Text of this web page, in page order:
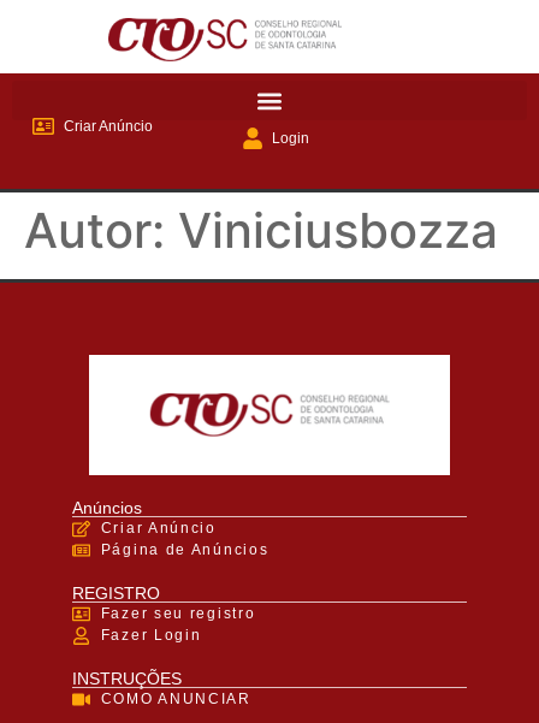
Criar Anúncio
Login
Autor: Viniciusbozza
Anúncios
Criar Anúncio
Página de Anúncios
REGISTRO
Fazer seu registro
Fazer Login
INSTRUÇÕES
COMO ANUNCIAR